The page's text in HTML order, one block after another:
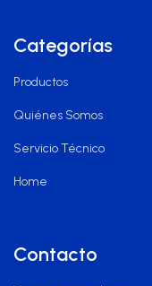
Categorías
Productos
Quiénes Somos
Servicio Técnico
Home
Contacto